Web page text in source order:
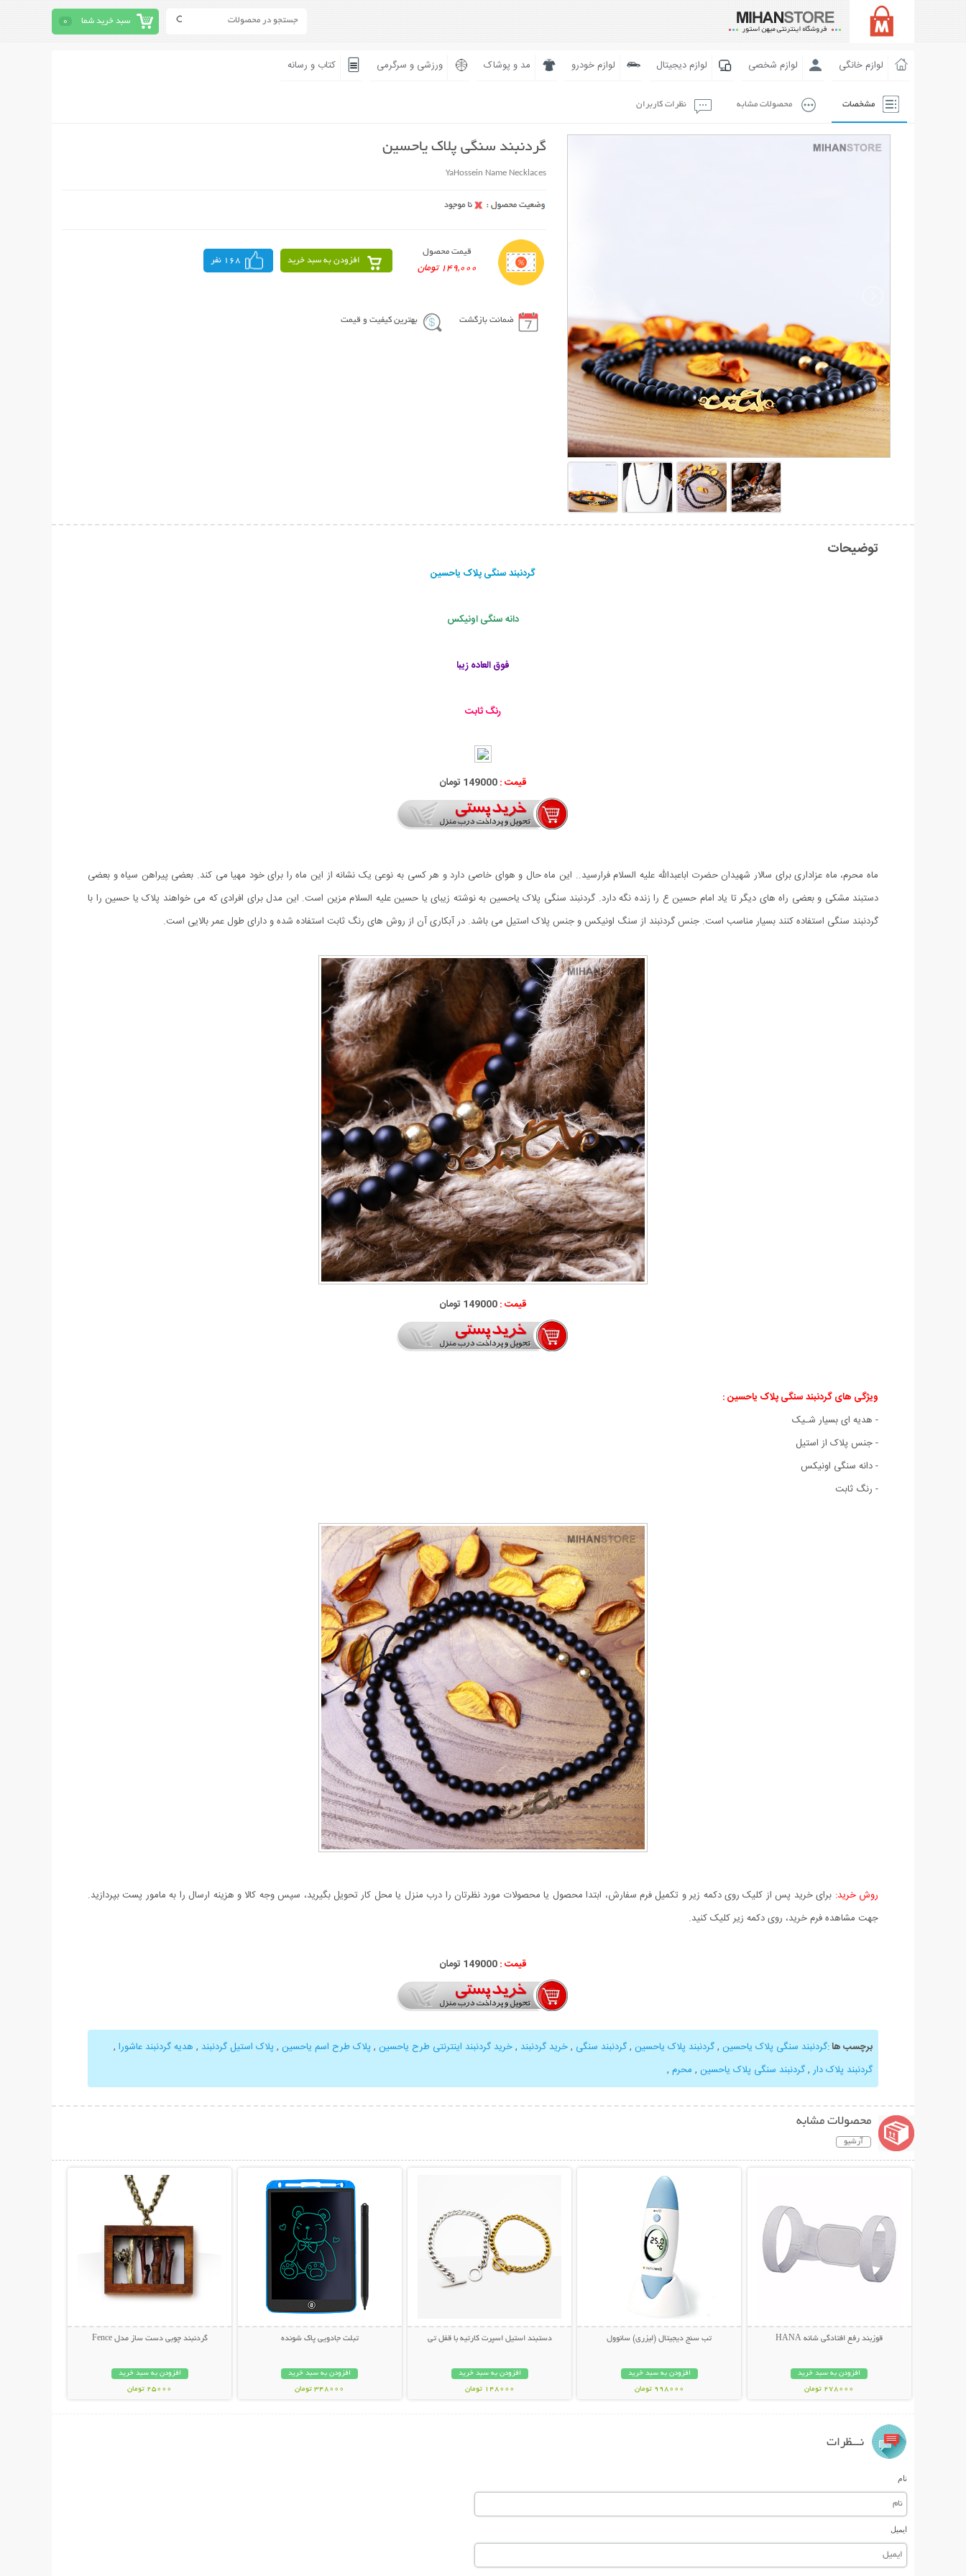
سبد خرید شما 0
لوازم خانگی لوازم شخصی لوازم دیجیتال لوازم خودرو مد و پوشاک ورزشی و سرگرمی کتاب و رسانه
مشخصات محصولات مشابه نظرات کاربران
گردنبند سنگی پلاک یاحسین
YaHossein Name Necklaces
قیمت محصول
149,000 تومان
افزودن به سبد خرید 168 نفر
ضمانت بازگشت بهترین کیفیت و قیمت
توضیحات
گردنبند سنگی پلاک یاحسین
دانه سنگی اونیکس
فوق العاده زیبا
رنگ ثابت
قیمت :149000 تومان
ماه محرم، ماه عزاداری برای سالار شهیدان حضرت اباعبدالله علیه السلام فرارسید.. این ماه حال و هوای خاصی دارد و هر کسی به نوعی یک نشانه از این ماه را برای خود مهیا می کند. بعضی پیراهن سیاه و بعضی
دستبند مشکی و بعضی راه های دیگر تا یاد امام حسین ع را زنده نگه دارد. گردنبند سنگی پلاک یاحسین به نوشته زیبای یا حسین علیه السلام مزین است. این مدل برای افرادی که می خواهند پلاک یا حسین را با
گردنبند سنگی استفاده کنند بسیار مناسب است. جنس گردنبند از سنگ اونیکس و جنس پلاک استیل می باشد. در آبکاری آن از روش های رنگ ثابت استفاده شده و دارای طول عمر بالایی است.
قیمت :149000 تومان
ویژگی های گردنبند سنگی پلاک یاحسین :
- هدیه ای بسیار شـیک
- جنس پلاک از استیل
- دانه سنگی اونیکس
- رنگ ثابت
روش خرید: برای خرید پس از کلیک روی دکمه زیر و تکمیل فرم سفارش، ابتدا محصول یا محصولات مورد نظرتان را درب منزل یا محل کار تحویل بگیرید، سپس وجه کالا و هزینه ارسال را به مامور پست بپردازید.
جهت مشاهده فرم خرید، روی دکمه زیر کلیک کنید.
قیمت : 149000 تومان
برچسب ها:گردنبند سنگی پلاک یاحسین ,گردنبند پلاک یاحسین ,گردنبند سنگی ,خرید گردنبند ,خرید گردنبند اینترنتی طرح یاحسین , پلاک طرح اسم یاحسین , پلاک استیل گردنبند , هدیه گردنبند عاشورا ,
گردنبند پلاک دار ,گردنبند سنگی پلاک یاحسین , محرم ,
محصولات مشابه
آرشیو
قوزبند رفع افتادگی شانه HANA
افزودن به سبد خرید
278000 تومان
تب سنج دیجیتال (لیزری) سانوول
افزودن به سبد خرید
998000 تومان
دستبند استیل اسپرت کارتیه با قفل تی
افزودن به سبد خرید
148000 تومان
تبلت جادویی پاک شونده
افزودن به سبد خرید
348000 تومان
گردنبند چوبی دست ساز مدل Fence
افزودن به سبد خرید
25000 تومان
نـــظرات
نام
ایمیل